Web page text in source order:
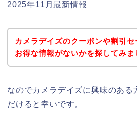
2025年11月最新情報
カメラデイズのクーポンや割引
お得な情報がないかを探してみま
なのでカメラデイズに興味のある
だけると幸いです。